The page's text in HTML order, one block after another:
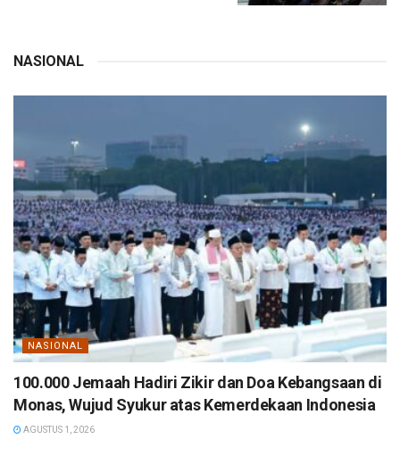
NASIONAL
NASIONAL
100.000 Jemaah Hadiri Zikir dan Doa Kebangsaan di
Monas, Wujud Syukur atas Kemerdekaan Indonesia
AGUSTUS 1, 2026